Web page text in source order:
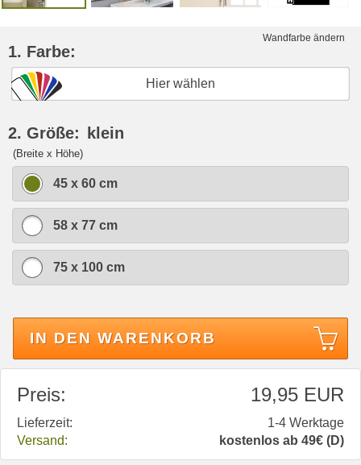
Wandfarbe ändern
1. Farbe:
Hier wählen
2. Größe: klein
(Breite x Höhe)
45 x 60 cm
58 x 77 cm
75 x 100 cm
IN DEN WARENKORB
Preis: 19,95 EUR
Lieferzeit:
1-4 Werktage
Versand:
kostenlos ab 49€ (D)